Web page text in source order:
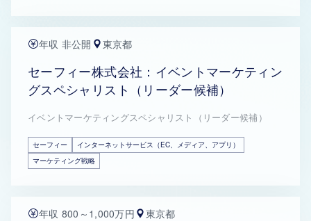
年収 非公開 東京都
セーフィー株式会社：イベントマーケティン
グスペシャリスト（リーダー候補）
イベントマーケティングスペシャリスト（リーダー候補）
セーフィー
インターネットサービス（EC、メディア、アプリ）
マーケティング戦略
年収 800～1,000万円 東京都